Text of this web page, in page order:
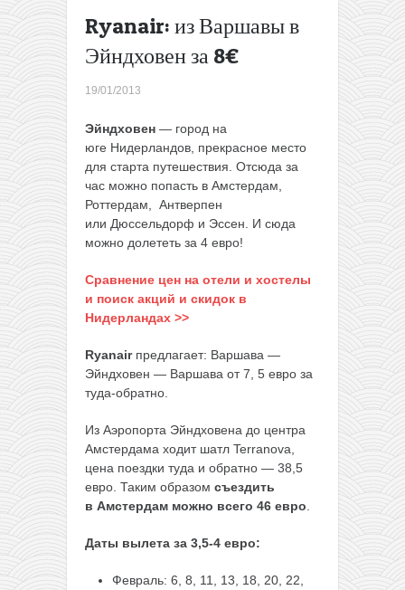
Ryanair: из Варшавы в
Эйндховен за 8€
19/01/2013
Эйндховен — город на
юге Нидерландов, прекрасное место
для старта путешествия. Отсюда за
час можно попасть в Амстердам,
Роттердам, Антверпен
или Дюссельдорф и Эссен. И сюда
можно долететь за 4 евро!
Сравнение цен на отели и хостелы
и поиск акций и скидок в
Нидерландах >>
Ryanairпредлагает: Варшава —
Эйндховен — Варшава от 7, 5 евро за
туда-обратно.
Из Аэропорта Эйндховена до центра
Амстердама ходит шатл Terranova,
цена поездки туда и обратно — 38,5
евро. Таким образом съездить
в Амстердам можно всего 46 евро
Даты вылета за 3,5-4 евро:
Февраль: 6, 8, 11, 13, 18, 20, 22,